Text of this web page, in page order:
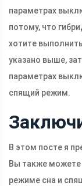
параметрах
потому, что
хотите
указано выше,
параметрах
спящий режим.
В этом посте я
Вы также
режиме сна и